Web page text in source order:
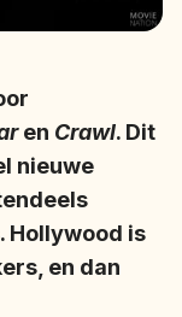
en Crawl. Dit
nieuwe
Hollywood is
en dan